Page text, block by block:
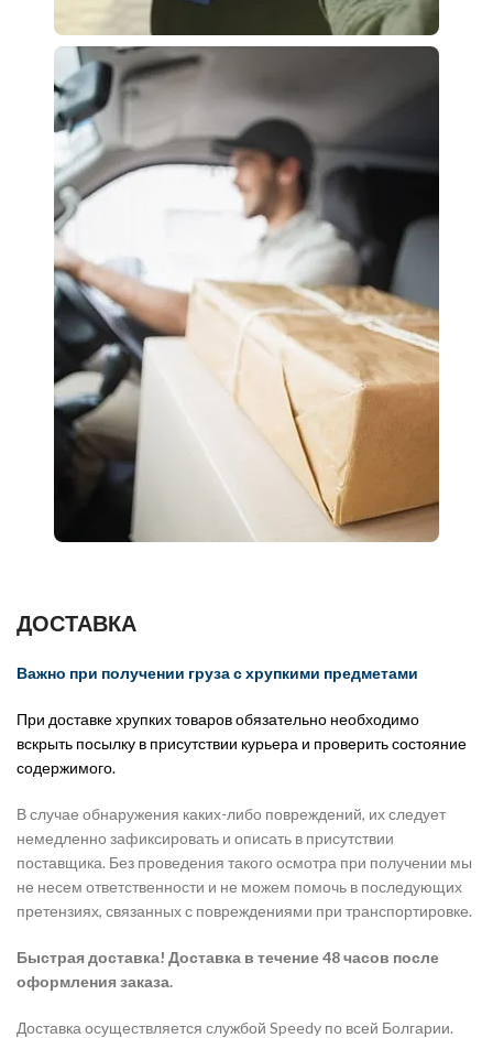
ДОСТАВКА
Важно при получении груза с хрупкими предметами
При доставке хрупких товаров обязательно необходимо
вскрыть посылку в присутствии курьера и проверить состояние
содержимого.
В случае обнаружения каких-либо повреждений, их следует
немедленно зафиксировать и описать в присутствии
поставщика. Без проведения такого осмотра при получении мы
не несем ответственности и не можем помочь в последующих
претензиях, связанных с повреждениями при транспортировке.
Быстрая доставка! Доставка в течение 48 часов после
оформления заказа.
Доставка осуществляется службой Speedy по всей Болгарии.